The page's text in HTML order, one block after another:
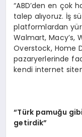
“ABD’den en çok
talep alıyoruz. İş
platformlardan
Walmart, Macy’s,
Overstock, Home
pazaryerlerinde
kendi internet
“Türk pamuğu
getirdik”